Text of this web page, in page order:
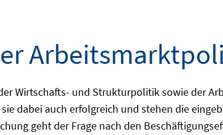
Wirtschafts- und Strukturpolitik sowie der
dabei auch erfolgreich und stehen die
geht der Frage nach den